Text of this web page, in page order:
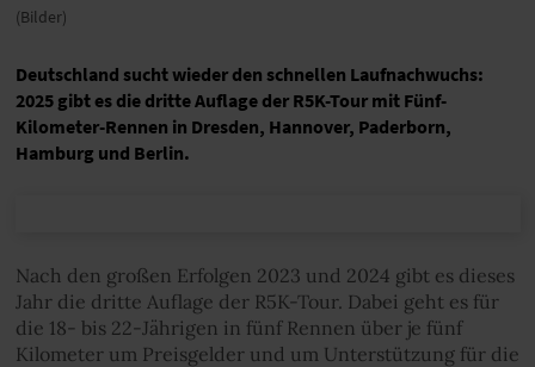
(Bilder)
Deutschland sucht wieder den schnellen Laufnachwuchs:
2025 gibt es die dritte Auflage der R5K-Tour mit Fünf-
Kilometer-Rennen in Dresden, Hannover, Paderborn,
Hamburg und Berlin.
Nach den großen Erfolgen 2023 und 2024 gibt es dieses
Jahr die dritte Auflage der R5K-Tour. Dabei geht es für
die 18- bis 22-Jährigen in fünf Rennen über je fünf
Kilometer um Preisgelder und um Unterstützung für die